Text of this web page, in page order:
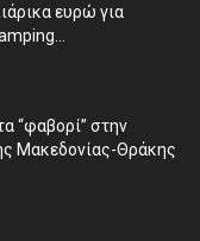
ευρώ για
“φαβορί” στην
Μακεδονίας-Θράκης